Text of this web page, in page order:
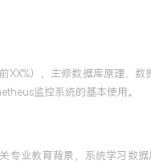
前XX%），主修数据库原理、
监控系统的基本使用。
专业教育背景，系统学习数